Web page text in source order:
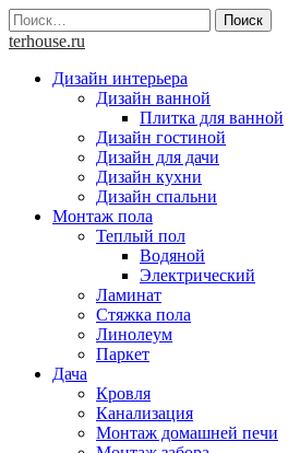
Skip
to
Найти:
terhouse.ru
Дизайн интерьера
Дизайн ванной
Плитка для ванной
Дизайн гостиной
Дизайн для дачи
Дизайн кухни
Дизайн спальни
Монтаж пола
Теплый пол
Водяной
Электрический
Ламинат
Стяжка пола
Линолеум
Паркет
Дача
Кровля
Канализация
Монтаж домашней печи